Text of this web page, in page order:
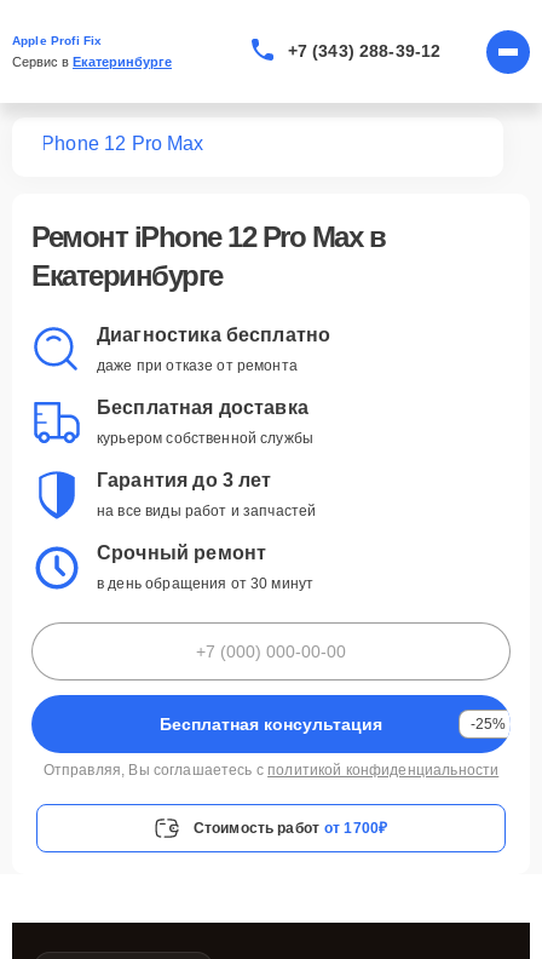
Apple Profi Fix
Сервис в Екатеринбурге
+7 (343) 288-39-12
iPhone 12 Pro Max
Ремонт iPhone 12 Pro Maxв
Екатеринбурге
Диагностика бесплатно
даже при отказе от ремонта
Бесплатная доставка
курьером собственной службы
Гарантия до 3 лет
на все виды работ и запчастей
Срочный ремонт
в день обращения от 30 минут
Бесплатная консультация -25%
Отправляя, Вы соглашаетесь с политикой конфиденциальности
Стоимость работ от 1700₽